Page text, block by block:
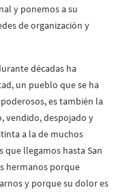
y ponemos a su
de organización y
décadas ha
un pueblo que se ha
es también la
vendido, despojado y
a la de muchos
que llegamos hasta San
hermanos porque
y porque su dolor es